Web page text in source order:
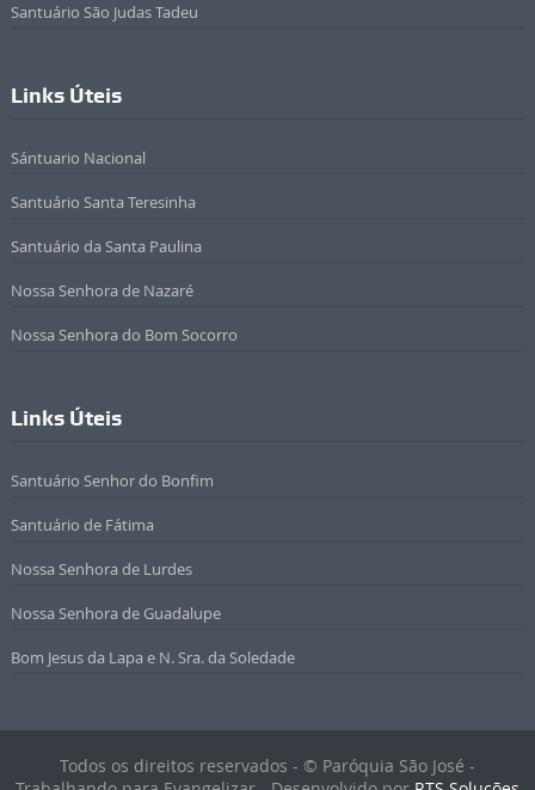
Santuário São Judas Tadeu
Links Úteis
Sántuario Nacional
Santuário Santa Teresinha
Santuário da Santa Paulina
Nossa Senhora de Nazaré
Nossa Senhora do Bom Socorro
Links Úteis
Santuário Senhor do Bonfim
Santuário de Fátima
Nossa Senhora de Lurdes
Nossa Senhora de Guadalupe
Bom Jesus da Lapa e N. Sra. da Soledade
Todos os direitos reservados - © Paróquia São José -